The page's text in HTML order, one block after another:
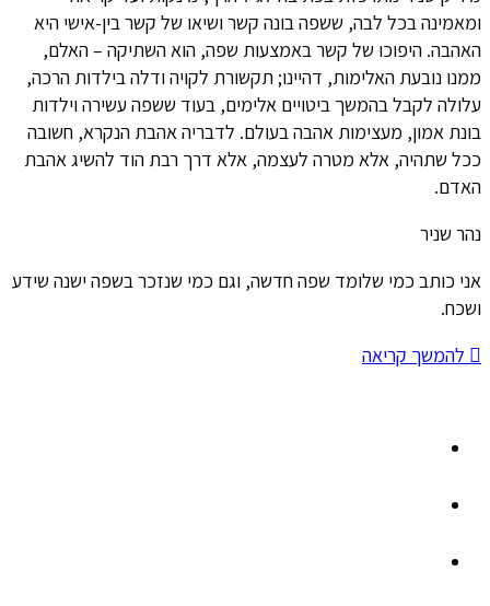
ומאמינה בכל לבה, ששפה בונה קשר ושיאו של קשר בין-אישי היא
האהבה. היפוכו של קשר באמצעות שפה, הוא השתיקה – האלם,
ממנו נובעת האלימות, דהיינו; תקשורת לקויה ודלה בילדות הרכה,
עלולה לקבל בהמשך ביטויים אלימים, בעוד ששפה עשירה וילדות
בונת אמון, מעצימות אהבה בעולם. לדבריה אהבת הנקרא, חשובה
ככל שתהיה, אלא מטרה לעצמה, אלא דרך רבת הוד להשיג אהבת
האדם.
נהר שניר
אני כותב כמי שלומד שפה חדשה, וגם כמי שנזכר בשפה ישנה שידע
ושכח.
להמשך קריאה